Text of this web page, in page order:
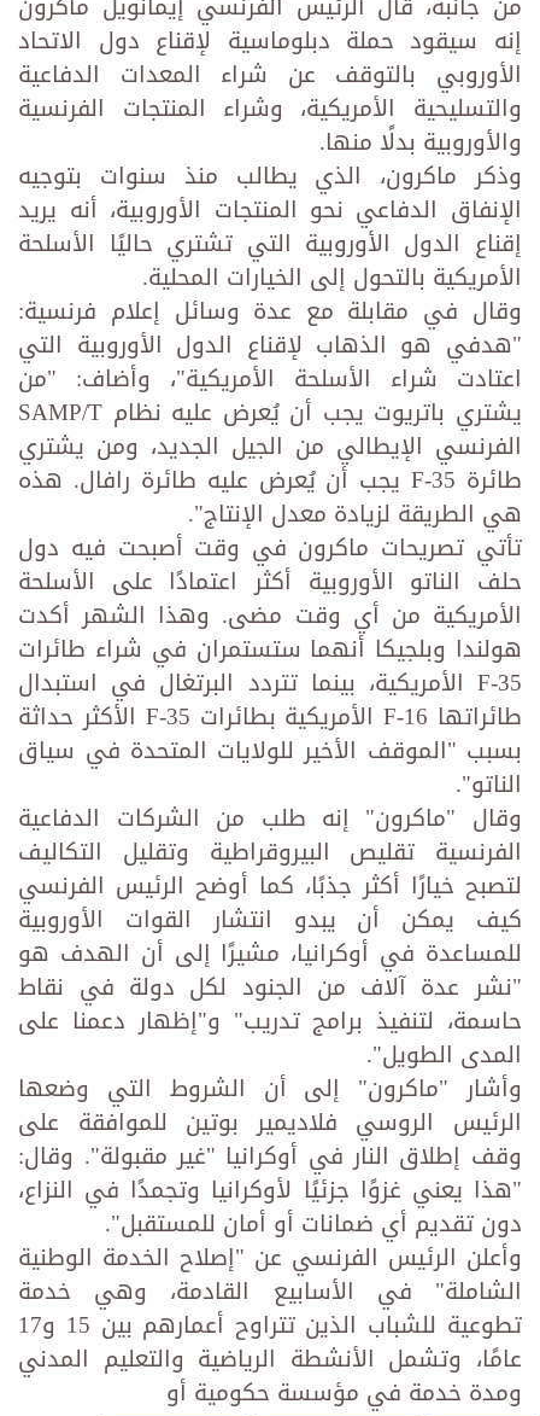
إنه سيقود حملة دبلوماسية لإقناع دول الاتحاد
الأوروبي بالتوقف عن شراء المعدات الدفاعية
والتسليحية الأمريكية، وشراء المنتجات الفرنسية
والأوروبية بدلًا منها.
وذكر ماكرون، الذي يطالب منذ سنوات بتوجيه
الإنفاق الدفاعي نحو المنتجات الأوروبية، أنه يريد
إقناع الدول الأوروبية التي تشتري حاليًا الأسلحة
الأمريكية بالتحول إلى الخيارات المحلية.
وقال في مقابلة مع عدة وسائل إعلام فرنسية:
"هدفي هو الذهاب لإقناع الدول الأوروبية التي
اعتادت شراء الأسلحة الأمريكية"، وأضاف: "من
يشتري باتريوت يجب أن يُعرض عليه نظام SAMP/T
الفرنسي الإيطالي من الجيل الجديد، ومن يشتري
طائرة F-35 يجب أن يُعرض عليه طائرة رافال. هذه
هي الطريقة لزيادة معدل الإنتاج".
تأتي تصريحات ماكرون في وقت أصبحت فيه دول
حلف الناتو الأوروبية أكثر اعتمادًا على الأسلحة
الأمريكية من أي وقت مضى. وهذا الشهر أكدت
هولندا وبلجيكا أنهما ستستمران في شراء طائرات
F-35 الأمريكية، بينما تتردد البرتغال في استبدال
طائراتها F-16 الأمريكية بطائرات F-35 الأكثر حداثة
بسبب "الموقف الأخير للولايات المتحدة في سياق
الناتو".
وقال "ماكرون" إنه طلب من الشركات الدفاعية
الفرنسية تقليص البيروقراطية وتقليل التكاليف
لتصبح خيارًا أكثر جذبًا، كما أوضح الرئيس الفرنسي
كيف يمكن أن يبدو انتشار القوات الأوروبية
للمساعدة في أوكرانيا، مشيرًا إلى أن الهدف هو
"نشر عدة آلاف من الجنود لكل دولة في نقاط
حاسمة، لتنفيذ برامج تدريب" و"إظهار دعمنا على
المدى الطويل".
وأشار "ماكرون" إلى أن الشروط التي وضعها
الرئيس الروسي فلاديمير بوتين للموافقة على
وقف إطلاق النار في أوكرانيا "غير مقبولة". وقال:
"هذا يعني غزوًا جزئيًا لأوكرانيا وتجمدًا في النزاع،
دون تقديم أي ضمانات أو أمان للمستقبل".
وأعلن الرئيس الفرنسي عن "إصلاح الخدمة الوطنية
الشاملة" في الأسابيع القادمة، وهي خدمة
تطوعية للشباب الذين تتراوح أعمارهم بين 15 و17
عامًا، وتشمل الأنشطة الرياضية والتعليم المدني
ومدة خدمة في مؤسسة حكومية أو